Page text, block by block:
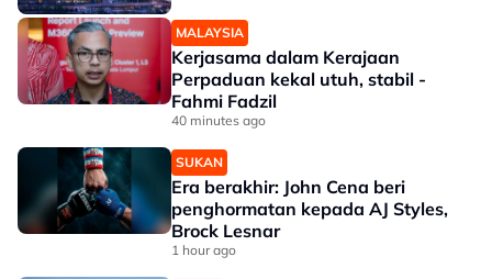
MALAYSIA
Kerjasama dalam Kerajaan
Perpaduan kekal utuh, stabil -
Fahmi Fadzil
40 minutes ago
SUKAN
Era berakhir: John Cena beri
penghormatan kepada AJ Styles,
Brock Lesnar
1 hour ago